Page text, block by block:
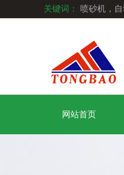
关键词： 喷砂机，
网站首页